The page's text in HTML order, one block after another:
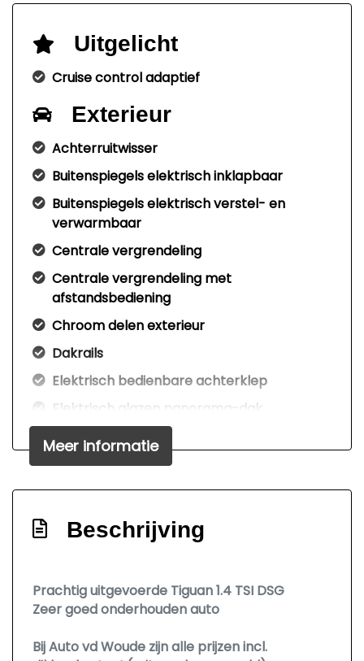
Uitgelicht
Cruise control adaptief
Exterieur
Achterruitwisser
Buitenspiegels elektrisch inklapbaar
Buitenspiegels elektrisch verstel- en
verwarmbaar
Centrale vergrendeling
Centrale vergrendeling met
afstandsbediening
Chroom delen exterieur
Dakrails
Elektrisch bedienbare achterklep
Elektrisch glazen panorama-dak
Extra getint glas achter
Getint glas
Glazen schuifdak
Keyless entry
Led dagrijverlichting
Meer informatie
Beschrijving
Prachtig uitgevoerde Tiguan 1.4 TSI DSG
Zeer goed onderhouden auto
Bij Auto vd Woude zijn alle prijzen incl.